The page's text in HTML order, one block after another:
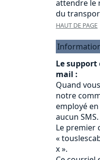
attendre le
du
HAUT DE PAGE
Le
mail :
Quand
notre
employé en
aucun SMS.
Le premier
«
x ».